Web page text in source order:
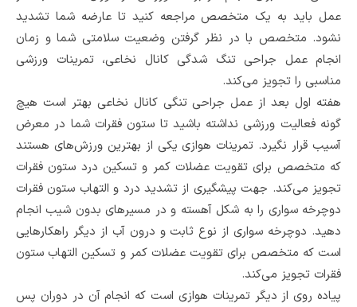
عمل باید به یک متخصص‌ مراجعه کنید تا عارضه شما تشدید
نشود. متخصص با در نظر گرفتن وضعیت سلامتی شما و زمان
انجام عمل جراحی تنگ شدگی کانال نخاعی، تمرینات ورزشی
مناسبی را تجویز می‌کند.
هفته اول بعد از عمل جراحی تنگی کانال نخاعی بهتر است هیچ
گونه فعالیت ورزشی نداشته‌ باشید تا ستون فقرات شما در معرض
آسیب‌ قرار نگیرد. تمرینات هوازی یکی از بهترین‌ ورزش‌های هستند
که متخصص برای تقویت عضلات کمر و تسکین درد ستون فقرات
تجویز می‌کند. جهت پیشگیری از تشدید درد و التهاب ستون فقرات
دوچرخه سواری را به شکل آهسته و در مسیرهای بدون شیب انجام
دهید. دوچرخه سواری از نوع ثابت و درون آب از دیگر راهکارهایی
است که متخصص برای تقویت عضلات کمر و تسکین التهاب ستون
فقرات تجویز می‌کند.
پیاده روی از دیگر تمرینات هوازی است که انجام آن در دوران پس